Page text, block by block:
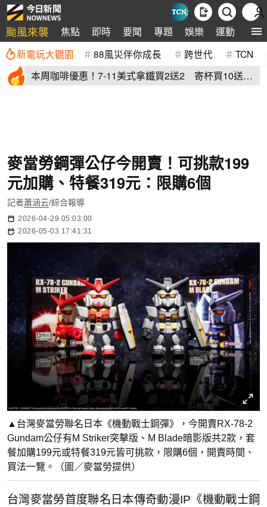
颱風來襲 焦點 即時 要聞 專題 娛樂 運動 全球
新電玩大觀園 88風災伴你成長 跨世代 TCN
本周咖啡優惠！7-11美式拿鐵買2送2 寄杯買10送
麥當勞鋼彈公仔今開賣！可挑款199
元加購、特餐319元：限購6個
記者蕭涵云/綜合報導
2026-04-29 05:03:00
2026-05-03 17:41:31
▲台灣麥當勞聯名日本《機動戰士鋼彈》，今開賣RX-78-2
Gundam公仔有M Striker突擊版、M Blade暗影版共2款，套
餐加購199元或特餐319元皆可挑款，限購6個，開賣時間、
買法一覽。（圖／麥當勞提供）
台灣麥當勞首度聯名日本傳奇動漫IP《機動戰士鋼